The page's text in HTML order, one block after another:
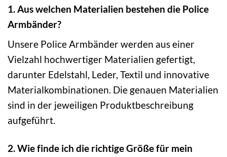
1. Aus welchen Materialien bestehen die Police
Armbänder?
Unsere Police Armbänder werden aus einer
Vielzahl hochwertiger Materialien gefertigt,
darunter Edelstahl, Leder, Textil und innovative
Materialkombinationen. Die genauen Materialien
sind in der jeweiligen Produktbeschreibung
aufgeführt.
2. Wie finde ich die richtige Größe für mein